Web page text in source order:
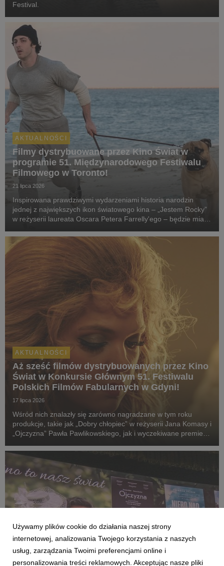
Festival.
AKTUALNOŚCI
Filmy dystrybuowane przez Kino Świat w
programie 51. Międzynarodowego Festiwalu
Filmowego w Toronto!
21 lipca 2026
Inspirowana prawdziwymi wydarzeniami historia narodzin
jednej z największych ikon światowego kina – „Jestem Rocky”
w reżyserii laureata Oscara Petera Farrelly'ego – będzie miała
Festiwalu Filmowego w Toronto. W polskich k...
AKTUALNOŚCI
Aż sześć filmów dystrybuowanych przez Kino
Świat w Konkursie Głównym 51. Festiwalu
Polskich Filmów Fabularnych w Gdyni!
17 lipca 2026
Wśród nich znalazły się zarówno nagradzane w tym roku
produkcje, takie jak „Dobry chłopiec” w reżyserii Jana Komasy i
„Ojczyzna” Pawła Pawlikowskiego, jak i wyczekiwane premiery:
„Violetta Villas”.
Używamy plików cookie do działania naszej strony
internetowej, analizowania Twojego korzystania z naszych
usług, zarządzania Twoimi preferencjami online i
personalizowania treści reklamowych. Akceptując nasze pliki